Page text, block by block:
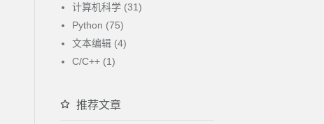
计算机科学 (31)
Python (75)
文本编辑 (4)
C/C++ (1)
推荐文章